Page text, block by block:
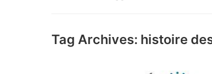
Tag Archives: histoire